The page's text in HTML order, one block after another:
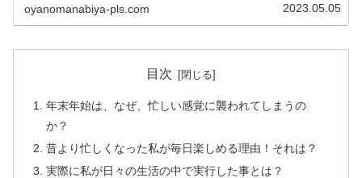
oyanomanabiya-pls.com 2023.05.05
目次
年末年始は、なぜ、忙しい感覚に襲われてしまうの
か？
昔より忙しくなった私が毎日楽しめる理由！それは？
実際に私が日々の生活の中で実行した事とは？